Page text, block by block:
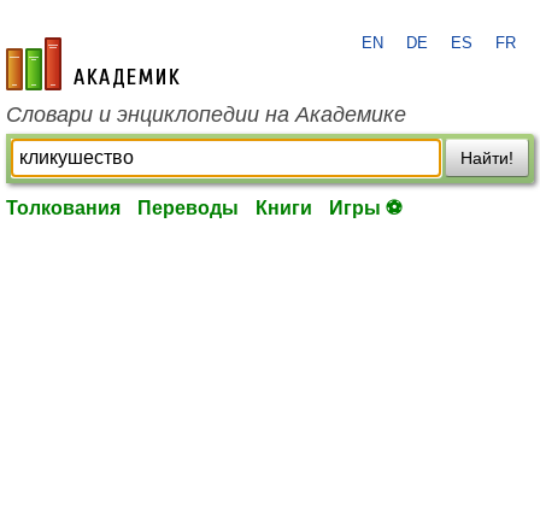
academic.ru
EN DE ES FR
Словари и энциклопедии на Академике
Найти!
Толкования Переводы Книги Игры ⚽